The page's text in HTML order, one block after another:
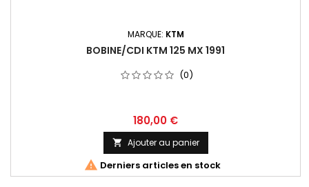
MARQUE: KTM
BOBINE/CDI KTM 125 MX 1991
(0)
180,00 €
 Ajouter au panier
 Derniers articles en stock